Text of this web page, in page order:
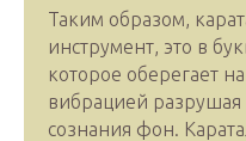
Таким образом,
инструмент, это в
которое оберегает
вибрацией
сознания фон.